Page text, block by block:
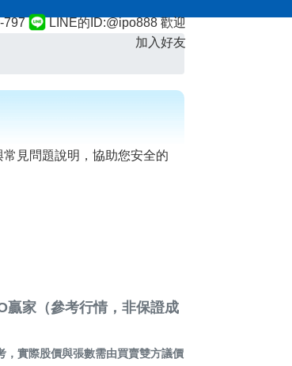
797
LINE的ID:@ipo888 歡迎
加入好友
見問題說明，協助您安全的
贏家（參考行情，非保證成
，實際股價與張數需由買賣雙方議價